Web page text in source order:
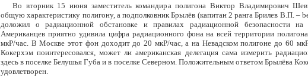
Во вторник 15 июня заместитель командира полигона Виктор Владимирович
общую характеристику полигону, а подполковник Брылёв (капитан 2 ранга Брилев В.П. –
доложил о радиационной обстановке и правилах радиационной безопасности на
Американцев приятно удивила цифра радиационного фона на всей территории
мкР/час. В Москве этот фон доходит до 20 мкР/час, а на Невадском полигоне до 60
Кокерхэм поинтересовался, может ли американская делегация сама измерить
здесь в поселке Белушья Губа и в поселке Северном. Положительным ответом Брылёва
удовлетворен.